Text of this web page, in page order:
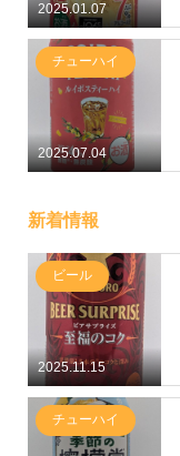
2025.01.07
2025.07.04
チューハイ
新着情報
2025.11.15
ビール
チューハイ